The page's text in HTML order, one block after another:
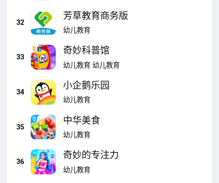
32
芳草教育商务版
幼儿教育
33
奇妙科普馆
幼儿教育 幼儿教育
34
小企鹅乐园
幼儿教育
35
中华美食
幼儿教育
36
奇妙的专注力
幼儿教育